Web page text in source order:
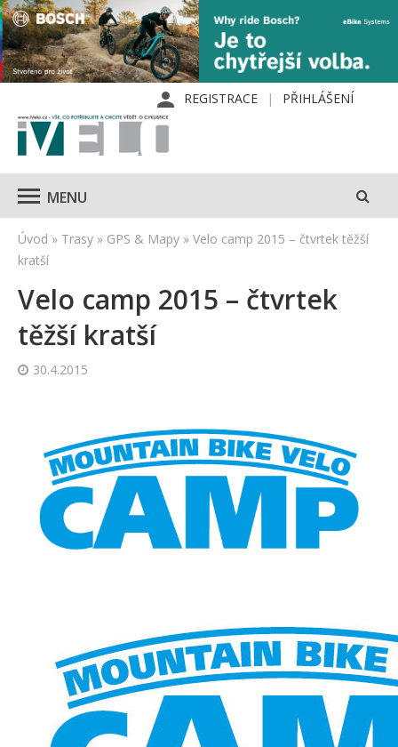
REGISTRACE PŘIHLÁŠENÍ
MENU
Úvod » Trasy » GPS & Mapy » Velo camp 2015 – čtvrtek těžší
kratší
Velo camp 2015 – čtvrtek
těžší kratší
30.4.2015